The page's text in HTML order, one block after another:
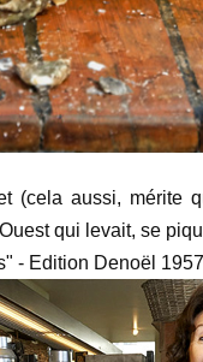
(cela aussi, mérite
qui levait, se
- Edition Denoël 1957